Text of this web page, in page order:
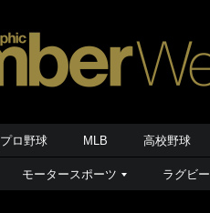
プロ野球 MLB 高校野球
モータースポーツ ラグビー